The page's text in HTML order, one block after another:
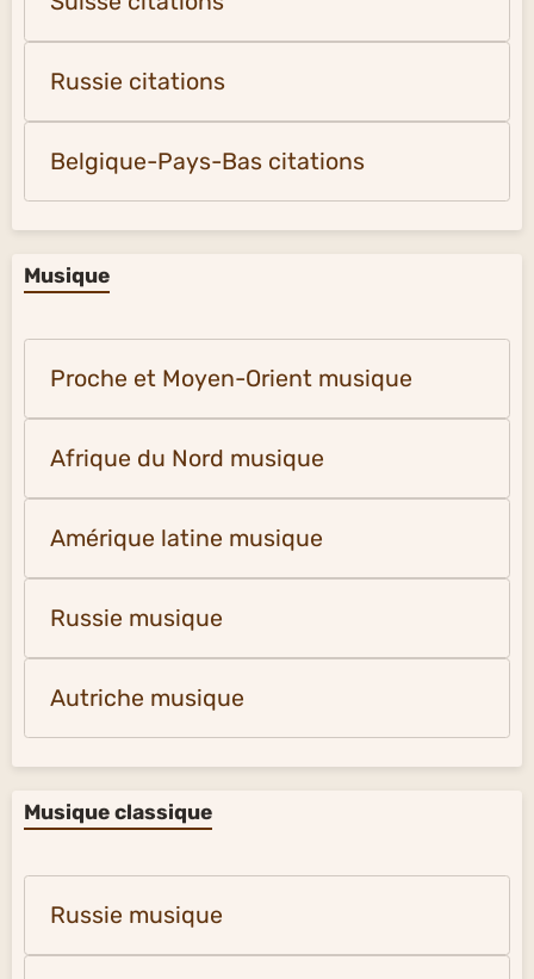
Russie citations
Belgique-Pays-Bas citations
Musique
Proche et Moyen-Orient musique
Afrique du Nord musique
Amérique latine musique
Russie musique
Autriche musique
Musique classique
Russie musique